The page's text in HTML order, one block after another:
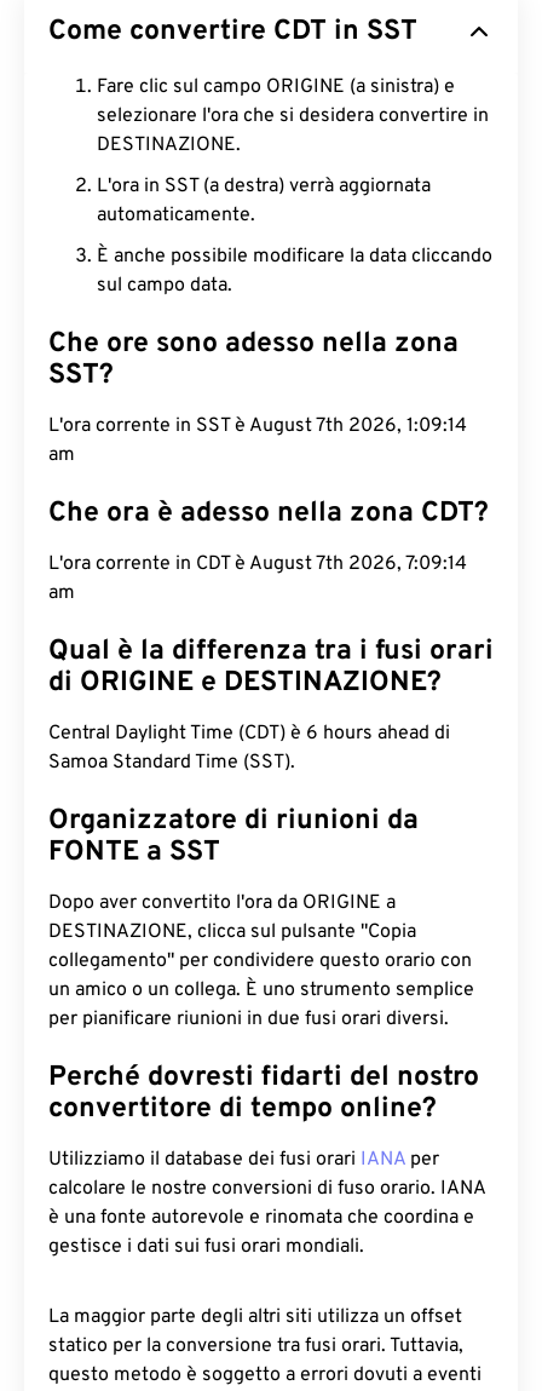
Come convertire CDT in SST
Fare clic sul campo ORIGINE (a sinistra) e
selezionare l'ora che si desidera convertire in
DESTINAZIONE.
L'ora in SST (a destra) verrà aggiornata
automaticamente.
È anche possibile modificare la data cliccando
sul campo data.
Che ore sono adesso nella zona
SST?
L'ora corrente in SST è August 7th 2026, 1:09:15
am
Che ora è adesso nella zona CDT?
L'ora corrente in CDT è August 7th 2026, 7:09:15
am
Qual è la differenza tra i fusi orari
di ORIGINE e DESTINAZIONE?
Central Daylight Time (CDT) è 6 hours ahead di
Samoa Standard Time (SST).
Organizzatore di riunioni da
FONTE a SST
Dopo aver convertito l'ora da ORIGINE a
DESTINAZIONE, clicca sul pulsante "Copia
collegamento" per condividere questo orario con
un amico o un collega. È uno strumento semplice
per pianificare riunioni in due fusi orari diversi.
Perché dovresti fidarti del nostro
convertitore di tempo online?
Utilizziamo il database dei fusi orari IANA per
calcolare le nostre conversioni di fuso orario. IANA
è una fonte autorevole e rinomata che coordina e
gestisce i dati sui fusi orari mondiali.
La maggior parte degli altri siti utilizza un offset
statico per la conversione tra fusi orari. Tuttavia,
questo metodo è soggetto a errori dovuti a eventi